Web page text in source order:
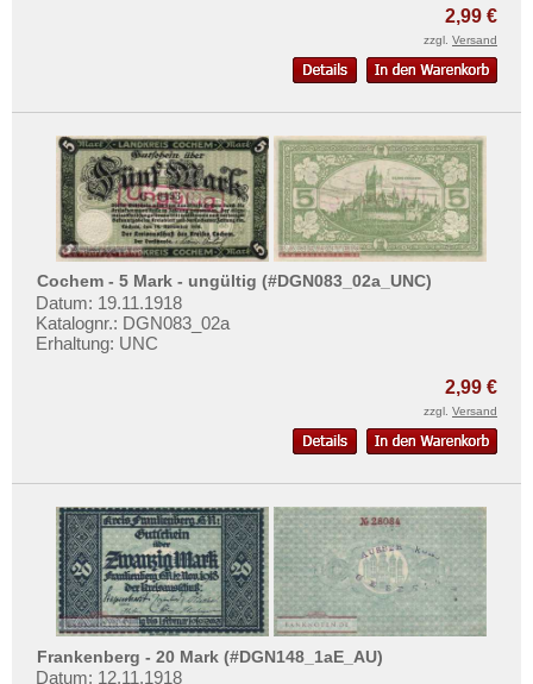
2,99 €
zzgl. Versand
Cochem - 5 Mark - ungültig (#DGN083_02a_UNC)
Datum: 19.11.1918
Katalognr.: DGN083_02a
Erhaltung: UNC
2,99 €
zzgl. Versand
Frankenberg - 20 Mark (#DGN148_1aE_AU)
Datum: 12.11.1918